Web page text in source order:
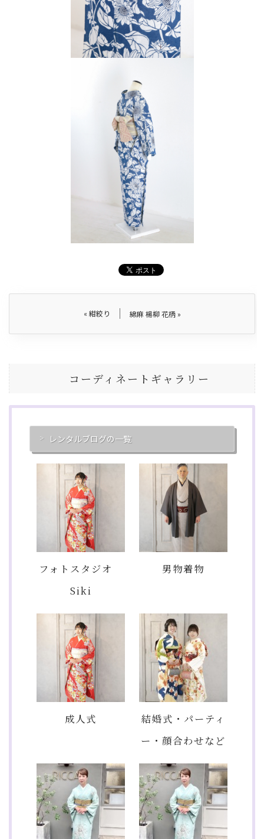
« 紺絞り 綿麻 楊柳 花柄»
コーディネートギャラリー
レンタルブログの一覧
フォトスタジオ
Siki
男物着物
成人式
結婚式・パーティ
ー・顔合わせなど